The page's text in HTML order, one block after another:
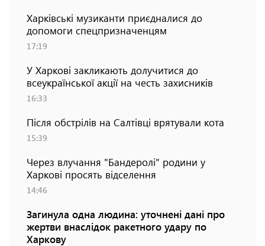
Харківські музиканти приєдналися до
допомоги спецпризначенцям
17:19
У Харкові закликають долучитися до
всеукраїнської акції на честь захисників
16:33
Після обстрілів на Салтівці врятували кота
15:39
Через влучання "Бандеролі" родини у
Харкові просять відселення
14:46
Загинула одна людина: уточнені дані про
жертви внаслідок ракетного удару по
Харкову